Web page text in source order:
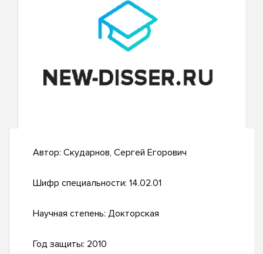
Автор: Скударнов, Сергей Егорович
Шифр специальности: 14.02.01
Научная степень: Докторская
Год защиты: 2010